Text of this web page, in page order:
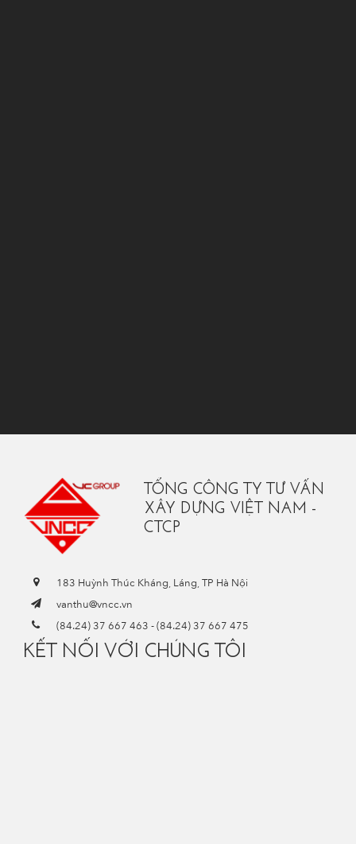
TỔNG CÔNG TY TƯ VẤN
XÂY DỰNG VIỆT NAM -
CTCP
183 Huỳnh Thúc Kháng, Láng, TP Hà Nội
vanthu@vncc.vn
(84.24) 37 667 463 -(84.24) 37 667 475
KẾT NỐI VỚI CHÚNG TÔI